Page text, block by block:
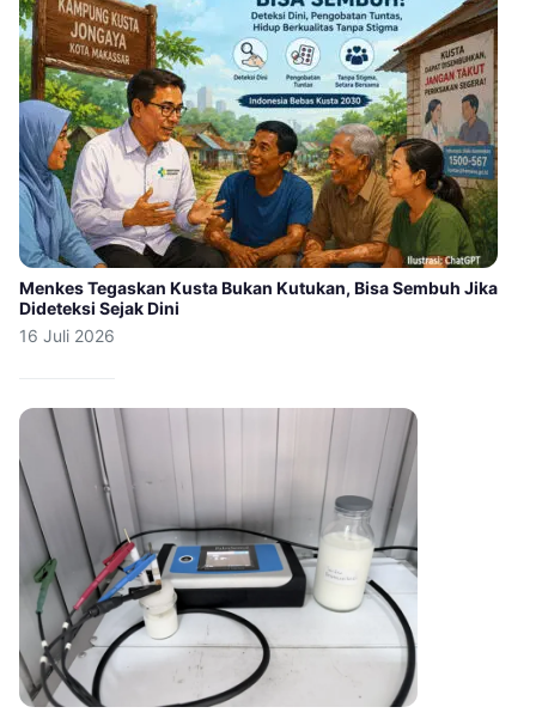
Menkes Tegaskan Kusta Bukan Kutukan, Bisa Sembuh Jika
Dideteksi Sejak Dini
16 Juli 2026